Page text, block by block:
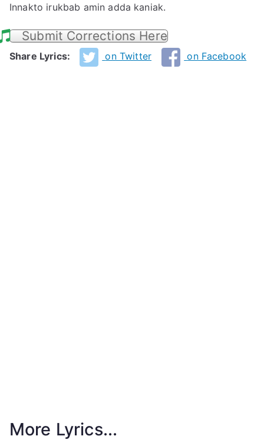
Innakto irukbab amin adda kaniak.
Submit Corrections Here
Share Lyrics: on Twitter on Facebook
More Lyrics...